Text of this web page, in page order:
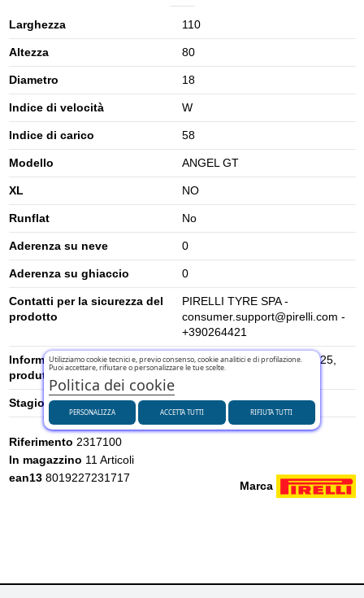
Larghezza 110
Altezza 80
Diametro 18
Indice di velocità W
Indice di carico 58
Modello ANGEL GT
XL NO
Runflat No
Aderenza su neve 0
Aderenza su ghiaccio 0
Contatti per la sicurezza del
prodotto
PIRELLI TYRE SPA -
consumer.support@pirelli.com -
+390264421
Informazioni di sicurezza del
produttore
Viale Piero e Alberto Pirelli 25,
Stagione Estivi
Marca
Riferimento 2317100
In magazzino 11 Articoli
ean13 8019227231717
Utilizziamo cookie tecnici e, previo consenso, cookie analitici e di profilazione.
Puoi accettare, rifiutare o personalizzare le tue scelte.
Politica dei cookie
PERSONALIZZA RIFIUTA TUTTI
ACCETTA TUTTI